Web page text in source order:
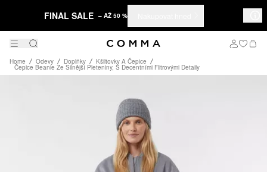
FINAL SALE – AŽ 50 %
Home Odevy Doplňky Kšiltovky A Čepice
Čepice Beanie Ze Silnější Pleteniny, S Decentními Flitrovými Detaily